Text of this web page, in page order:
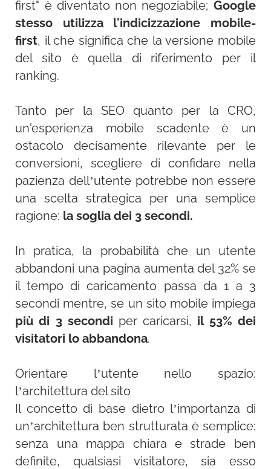
first" è diventato non negoziabile; Google
stesso utilizza l'indicizzazione mobile-
first, il che significa che la versione mobile
del sito è quella di riferimento per il
ranking.
Tanto per la SEO quanto per la CRO,
un'esperienza mobile scadente è un
ostacolo decisamente rilevante per le
conversioni, scegliere di confidare nella
pazienza dell’utente potrebbe non essere
una scelta strategica per una semplice
ragione: la soglia dei 3 secondi.
In pratica, la probabilità che un utente
abbandoni una pagina aumenta del 32% se
il tempo di caricamento passa da 1 a 3
secondi mentre, se un sito mobile impiega
più di 3 secondi per caricarsi, il 53% dei
visitatori lo abbandona.
Orientare l’utente nello spazio:
l’architettura del sito
Il concetto di base dietro l’importanza di
un’architettura ben strutturata è semplice:
senza una mappa chiara e strade ben
definite, qualsiasi visitatore, sia esso